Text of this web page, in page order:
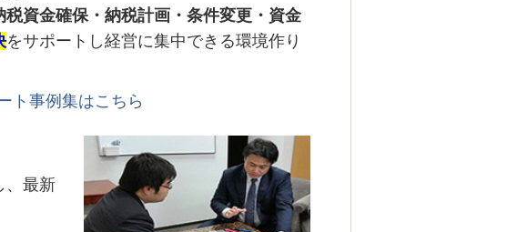
資金確保・納税計画・条件変更・資金
をサポートし経営に集中できる環境作り
ト事例集はこちら
、最新